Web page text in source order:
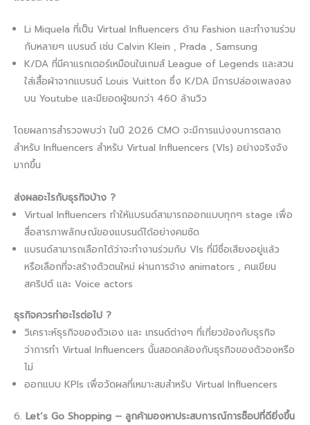
Li Miquela ที่เป็น Virtual Influencers ด้าน Fashion และทำงานร่วม
กับหลายๆ แบรนด์ เช่น Calvin Klein , Prada , Samsung
K/DA ที่มีคาแรกเตอร์เหมือนในเกมส์ League of Legends และสวน
ใส่เสื้อผ้าจากแบรนด์ Louis Vuitton ซึ่ง K/DA มีการปล่องเพลงลง
บน Youtube และมียอดผู้ชมกว่า 460 ล้านวิว
โดยผลการสำรวจพบว่า ในปี 2026 CMO จะมีการแบ่งงบการตลาด
สำหรับ Influencers สำหรับ Virtual Influencers (VIs) อย่างจริงจัง
มากขึ้น
ส่งผลอะไรกับธุรกิจบ้าง ?​
Virtual Influencers ทำให้แบรนด์สามารถออกแบบทุกๆ stage เพื่อ
สื่อสารภาพลักษณ์ของแบรนด์ได้อย่างคมชัด
แบรนด์สามารถเลือกได้ว่าจะทำงานร่วมกับ VIs ที่มีชื่อเสียงอยู่แล้ว
หรือเลือกที่จะสร้างตัวตนใหม่ ผ่านการจ้าง animators , คนเขียน
สคริปต์ และ Voice actors
ธุรกิจควรทำอะไรต่อไป ?
วิเคราะห์ธุรกิจของตัวเอง และ เทรนด์ต่างๆ ที่เกี่ยวข้องกับธุรกิจ
ว่าการทำ Virtual Influencers นั้นสอดคล้องกับธุรกิจของตัวองหรือ
ไม่
ออกแบบ KPIs เพื่อวัดผลที่เหมาะสมสำหรับ Virtual Influencers
6. Let’s Go Shopping – ลูกค้ามองหาประสบการณ์การช็อปที่ดียิ่งขึ้น